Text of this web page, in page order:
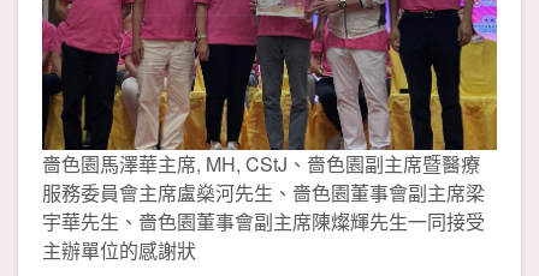
嗇色園馬澤華主席, MH, CStJ、嗇色園副主席暨醫療
服務委員會主席盧燊河先生、嗇色園董事會副主席梁
宇華先生、嗇色園董事會副主席陳燦輝先生一同接受
主辦單位的感謝狀